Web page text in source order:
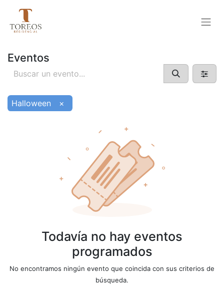
Eventos
Halloween ×
Todavía no hay eventos
programados
No encontramos ningún evento que coincida con sus criterios de
búsqueda.